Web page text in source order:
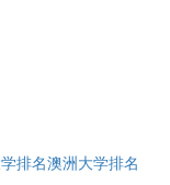
排名澳洲大学排名